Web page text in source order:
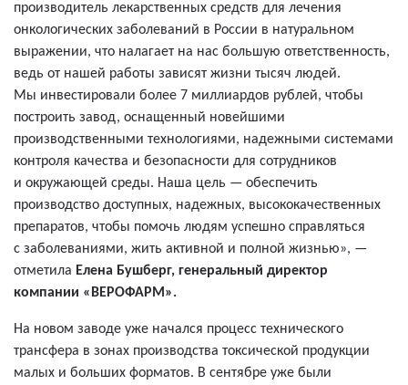
производитель лекарственных средств для лечения
онкологических заболеваний в России в натуральном
выражении, что налагает на нас большую ответственность,
ведь от нашей работы зависят жизни тысяч людей.
Мы инвестировали более 7 миллиардов рублей, чтобы
построить завод, оснащенный новейшими
производственными технологиями, надежными системами
контроля качества и безопасности для сотрудников
и окружающей среды. Наша цель — обеспечить
производство доступных, надежных, высококачественных
препаратов, чтобы помочь людям успешно справляться
с заболеваниями, жить активной и полной жизнью», —
отметила Елена Бушберг, генеральный директор
компании «ВЕРОФАРМ».
На новом заводе уже начался процесс технического
трансфера в зонах производства токсической продукции
малых и больших форматов. В сентябре уже были